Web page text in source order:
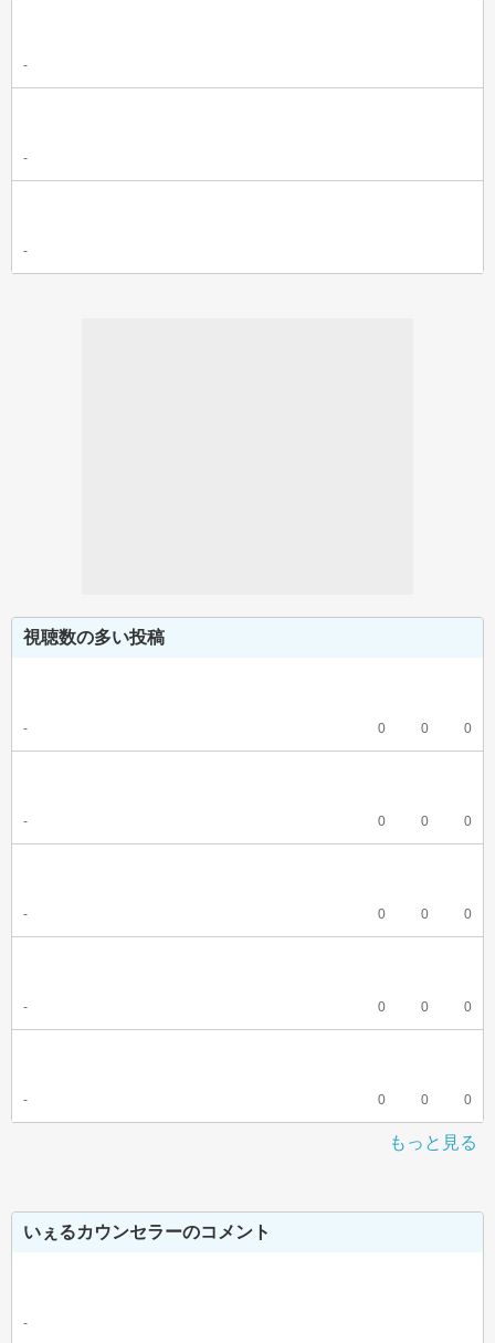
-
-
-
視聴数の多い投稿
- 0 0 0
- 0 0 0
- 0 0 0
- 0 0 0
- 0 0 0
もっと見る
いぇるカウンセラーのコメント
-